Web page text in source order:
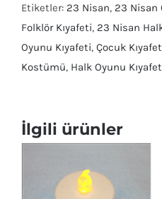
Etiketler: 23 Nisan, 23 Nisan
Folklör Kıyafeti, 23 Nisan
Oyunu Kıyafeti, Çocuk
Kostümü, Halk Oyunu
İlgili ürünler